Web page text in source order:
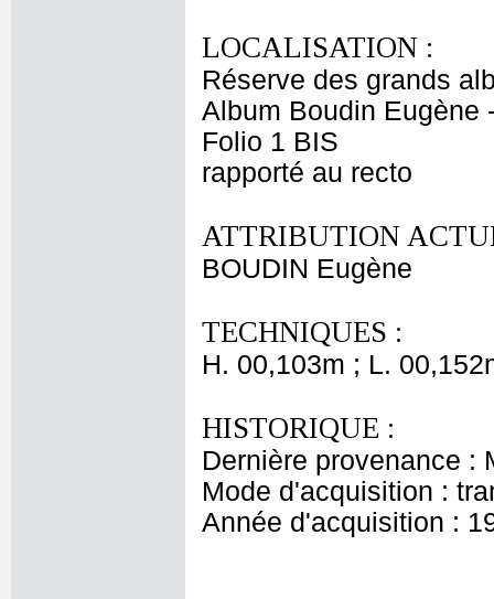
LOCALISATION :
Réserve des grands
Album Boudin Eugène
Folio 1 BIS
rapporté au recto
ATTRIBUTION
BOUDIN Eugène
TECHNIQUES :
H. 00,103m ; L.
HISTORIQUE :
Dernière provenance :
Mode d'acquisition :
Année d'acquisition :